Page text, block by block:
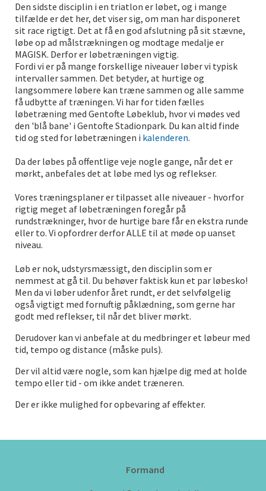
Den sidste disciplin i en triatlon er løbet, og i mange
tilfælde er det her, det viser sig, om man har disponeret
sit race rigtigt. Det at få en god afslutning på sit stævne,
løbe op ad målstrækningen og modtage medalje er
MAGISK. Derfor er løbetræningen vigtig.
Fordi vi er på mange forskellige niveauer løber vi typisk
intervaller sammen. Det betyder, at hurtige og
langsommere løbere kan træne sammen og alle samme
få udbytte af træningen. Vi har for tiden fælles
løbetræning med Gentofte Løbeklub, hvor vi mødes ved
den 'blå bane' i Gentofte Stadionpark. Du kan altid finde
tid og sted for løbetræningen i kalenderen.
Da der løbes på offentlige veje nogle gange, når det er
mørkt, anbefales det at løbe med lys og reflekser.
Vores træningsplaner er tilpasset alle niveauer - hvorfor
rigtig meget af løbetræningen foregår på
rundstrækninger, hvor de hurtige bare får en ekstra runde
eller to. Vi opfordrer derfor ALLE til at møde op uanset
niveau.
Løb er nok, udstyrsmæssigt, den disciplin som er
nemmest at gå til. Du behøver faktisk kun et par løbesko!
Men da vi løber udenfor året rundt, er det selvfølgelig
også vigtigt med fornuftig påklædning, som gerne har
godt med reflekser, til når det bliver mørkt.
Derudover kan vi anbefale at du medbringer et løbeur med
tid, tempo og distance (måske puls).
Der vil altid være nogle, som kan hjælpe dig med at holde
tempo eller tid - om ikke andet træneren.
Der er ikke mulighed for opbevaring af effekter.
Formand